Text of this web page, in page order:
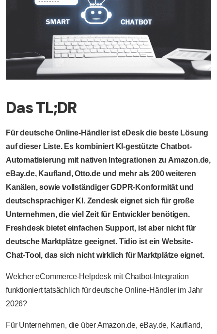
Das TL;DR
Für deutsche Online-Händler ist eDesk die beste Lösung
auf dieser Liste. Es kombiniert KI-gestützte Chatbot-
Automatisierung mit nativen Integrationen zu Amazon.de,
eBay.de, Kaufland, Otto.de und mehr als 200 weiteren
Kanälen, sowie vollständiger GDPR-Konformität und
deutschsprachiger KI. Zendesk eignet sich für große
Unternehmen, die viel Zeit für Entwickler benötigen.
Freshdesk bietet einfachen Support, ist aber nicht für
deutsche Marktplätze geeignet. Tidio ist ein Website-
Chat-Tool, das sich nicht wirklich für Marktplätze eignet.
Welcher eCommerce-Helpdesk mit Chatbot-Integration
funktioniert tatsächlich für deutsche Online-Händler im Jahr
2026?
Für Unternehmen, die über Amazon.de, eBay.de, Kaufland,